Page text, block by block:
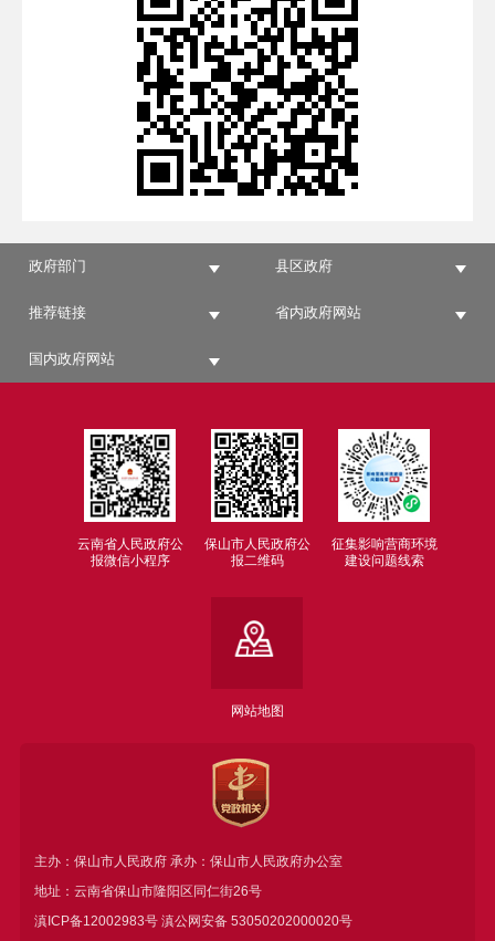
政府部门 县区政府
推荐链接 省内政府网站
国内政府网站
云南省人民政府公
报微信小程序
保山市人民政府公
报二维码
征集影响营商环境
建设问题线索
网站地图
主办：保山市人民政府 承办：保山市人民政府办公室
地址：云南省保山市隆阳区同仁街26号
滇ICP备12002983号滇公网安备 53050202000020号